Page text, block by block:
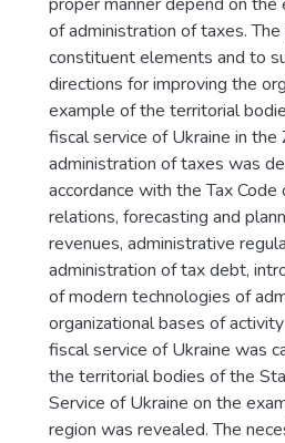
of administration of taxes.
constituent elements and to
directions for improving the
example of the territorial
fiscal service of Ukraine in the
administration of taxes was
accordance with the Tax
relations, forecasting and
revenues, administrative
administration of tax debt,
of modern technologies of
organizational bases of
fiscal service of Ukraine was
the territorial bodies of the
Service of Ukraine on the
region was revealed. The